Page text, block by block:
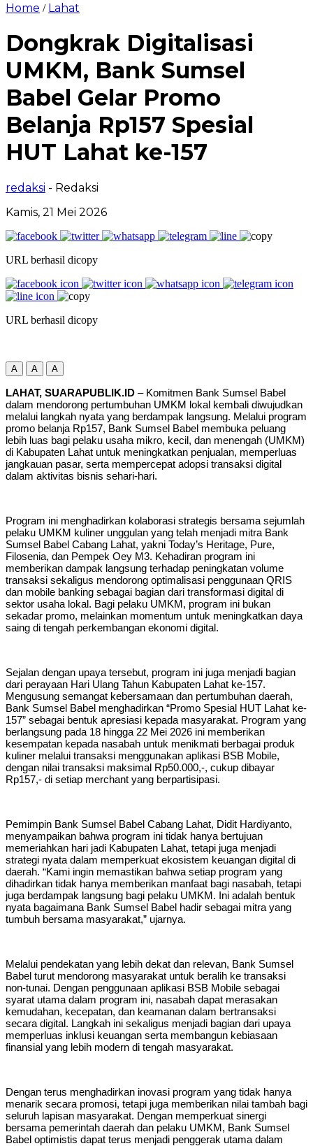
Home / Lahat
Dongkrak Digitalisasi
UMKM, Bank Sumsel
Babel Gelar Promo
Belanja Rp157 Spesial
HUT Lahat ke-157
redaksi - Redaksi
Kamis, 21 Mei 2026
URL berhasil dicopy
URL berhasil dicopy
A A A
LAHAT, SUARAPUBLIK.ID – Komitmen Bank Sumsel Babel
dalam mendorong pertumbuhan UMKM lokal kembali diwujudkan
melalui langkah nyata yang berdampak langsung. Melalui program
promo belanja Rp157, Bank Sumsel Babel membuka peluang
lebih luas bagi pelaku usaha mikro, kecil, dan menengah (UMKM)
di Kabupaten Lahat untuk meningkatkan penjualan, memperluas
jangkauan pasar, serta mempercepat adopsi transaksi digital
dalam aktivitas bisnis sehari-hari.
Program ini menghadirkan kolaborasi strategis bersama sejumlah
pelaku UMKM kuliner unggulan yang telah menjadi mitra Bank
Sumsel Babel Cabang Lahat, yakni Today’s Heritage, Pure,
Filosenia, dan Pempek Oey M3. Kehadiran program ini
memberikan dampak langsung terhadap peningkatan volume
transaksi sekaligus mendorong optimalisasi penggunaan QRIS
dan mobile banking sebagai bagian dari transformasi digital di
sektor usaha lokal. Bagi pelaku UMKM, program ini bukan
sekadar promo, melainkan momentum untuk meningkatkan daya
saing di tengah perkembangan ekonomi digital.
Sejalan dengan upaya tersebut, program ini juga menjadi bagian
dari perayaan Hari Ulang Tahun Kabupaten Lahat ke-157.
Mengusung semangat kebersamaan dan pertumbuhan daerah,
Bank Sumsel Babel menghadirkan “Promo Spesial HUT Lahat ke-
157” sebagai bentuk apresiasi kepada masyarakat. Program yang
berlangsung pada 18 hingga 22 Mei 2026 ini memberikan
kesempatan kepada nasabah untuk menikmati berbagai produk
kuliner melalui transaksi menggunakan aplikasi BSB Mobile,
dengan nilai transaksi maksimal Rp50.000,-, cukup dibayar
Rp157,- di setiap merchant yang berpartisipasi.
Pemimpin Bank Sumsel Babel Cabang Lahat, Didit Hardiyanto,
menyampaikan bahwa program ini tidak hanya bertujuan
memeriahkan hari jadi Kabupaten Lahat, tetapi juga menjadi
strategi nyata dalam memperkuat ekosistem keuangan digital di
daerah. “Kami ingin memastikan bahwa setiap program yang
dihadirkan tidak hanya memberikan manfaat bagi nasabah, tetapi
juga berdampak langsung bagi pelaku UMKM. Ini adalah bentuk
nyata bagaimana Bank Sumsel Babel hadir sebagai mitra yang
tumbuh bersama masyarakat,” ujarnya.
Melalui pendekatan yang lebih dekat dan relevan, Bank Sumsel
Babel turut mendorong masyarakat untuk beralih ke transaksi
non-tunai. Dengan penggunaan aplikasi BSB Mobile sebagai
syarat utama dalam program ini, nasabah dapat merasakan
kemudahan, kecepatan, dan keamanan dalam bertransaksi
secara digital. Langkah ini sekaligus menjadi bagian dari upaya
memperluas inklusi keuangan serta membangun kebiasaan
finansial yang lebih modern di tengah masyarakat.
Dengan terus menghadirkan inovasi program yang tidak hanya
menarik secara promosi, tetapi juga memberikan nilai tambah bagi
seluruh lapisan masyarakat. Dengan memperkuat sinergi
bersama pemerintah daerah dan pelaku UMKM, Bank Sumsel
Babel optimistis dapat terus menjadi penggerak utama dalam